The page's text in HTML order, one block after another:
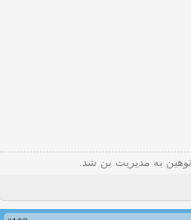
توهین به مدیریت بن شد.